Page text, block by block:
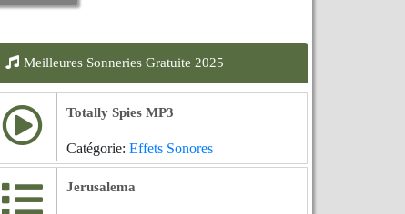
Meilleures Sonneries Gratuite 2025
Totally Spies MP3
Catégorie: Effets Sonores
Jerusalema